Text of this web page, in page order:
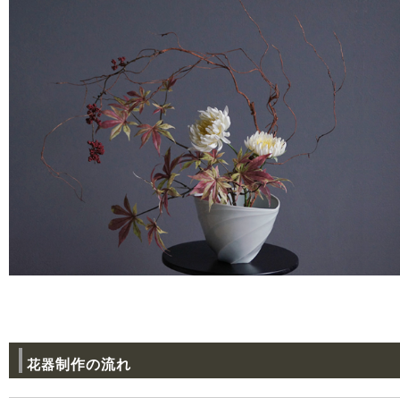
花器制作の流れ